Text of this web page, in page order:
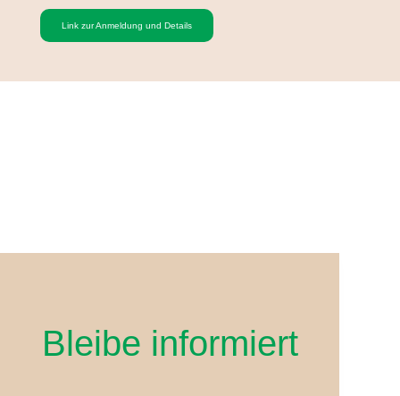
Link zur Anmeldung und Details
Bleibe informiert